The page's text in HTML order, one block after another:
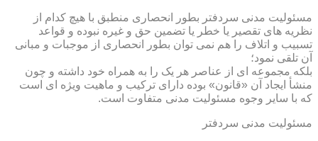
مسئولیت مدنی سردفتر بطور انحصاری منطبق با هیچ کدام از
نظریه های تقصیر یا خطر یا تضمین حق و غیره نبوده و قواعد
تسبیب و اتلاف را هم نمی توان بطور انحصاری از موجبات و مبانی
آن تلقی نمود؛
بلکه مجموعه ای از عناصر هر یک را به همراه خود داشته و چون
منشأ ایجاد آن «قانون» بوده دارای ترکیب و ماهیت ویژه ای است
که با سایر وجوه مسئولیت مدنی متفاوت است.
مسئولیت مدنی سردفتر